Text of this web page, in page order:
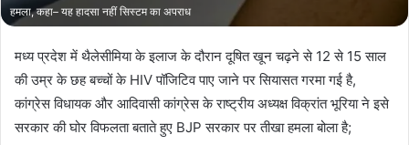
हमला, कहा– यह हादसा नहीं सिस्टम का अपराध
मध्य प्रदेश में थैलेसीमिया के इलाज के दौरान दूषित खून चढ़ने से 12 से 15 साल
की उम्र के छह बच्चों के HIV पॉजिटिव पाए जाने पर सियासत गरमा गई है,
कांग्रेस विधायक और आदिवासी कांग्रेस के राष्ट्रीय अध्यक्ष विक्रांत भूरिया ने इसे
सरकार की घोर विफलता बताते हुए BJP सरकार पर तीखा हमला बोला है;